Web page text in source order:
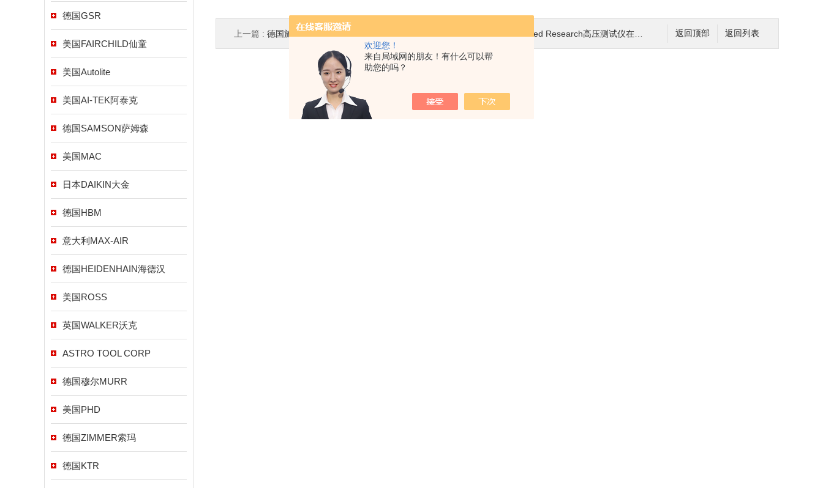
欢迎您！
来自局域网的朋友！有什么可以帮
助您的吗？
德国GSR
美国FAIRCHILD仙童
美国Autolite
美国AI-TEK阿泰克
德国SAMSON萨姆森
美国MAC
日本DAIKIN大金
德国HBM
意大利MAX-AIR
德国HEIDENHAIN海德汉
美国ROSS
英国WALKER沃克
ASTRO TOOL CORP
德国穆尔MURR
美国PHD
德国ZIMMER索玛
德国KTR
返回列表
返回顶部
上一篇 : 德国施克SICK编码器选型指南 美国Associated Research高压测试仪在耐压试验中的可靠性验证